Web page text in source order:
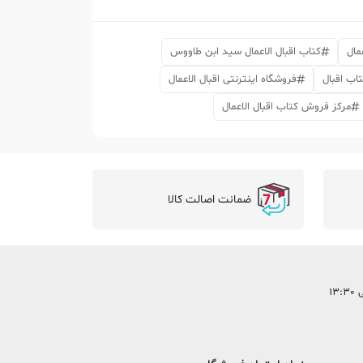
کتاب اقبال الاعمال سید ابن طاووس
اقبال
فروشگاه اینترنتی اقبال الاعمال
مرکز فروش کتاب اقبال الاعمال
ضمانت اصالت کالا